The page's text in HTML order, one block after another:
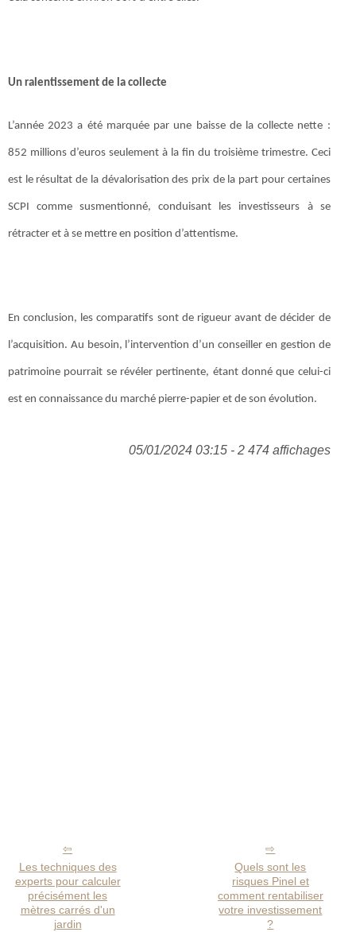
Un ralentissement de la collecte
L’année 2023 a été marquée par une baisse de la collecte nette :
852 millions d’euros seulement à la fin du troisième trimestre. Ceci
est le résultat de la dévalorisation des prix de la part pour certaines
SCPI comme susmentionné, conduisant les investisseurs à se
rétracter et à se mettre en position d’attentisme.
En conclusion, les comparatifs sont de rigueur avant de décider de
l’acquisition. Au besoin, l’intervention d’un conseiller en gestion de
patrimoine pourrait se révéler pertinente, étant donné que celui-ci
est en connaissance du marché pierre-papier et de son évolution.
05/01/2024 03:15 - 2 474 affichages
Les techniques des
experts pour calculer
précisément les
mètres carrés d'un
jardin
Quels sont les
risques Pinel et
comment rentabiliser
votre investissement
?